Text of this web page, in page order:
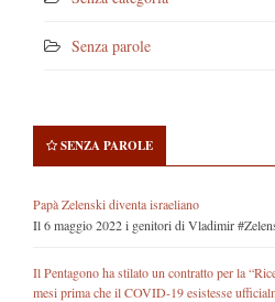
Senza parole
SENZA PAROLE
Papà Zelenski diventa israeliano
Il 6 maggio 2022 i genitori di Vladimir
Il Pentagono ha stilato un contratto per la
mesi prima che il COVID-19 esistesse